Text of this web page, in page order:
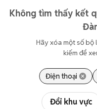
Không tìm thấy kết
Hãy xóa một số bộ
kiếm để
Điện thoại
Đổi khu vực